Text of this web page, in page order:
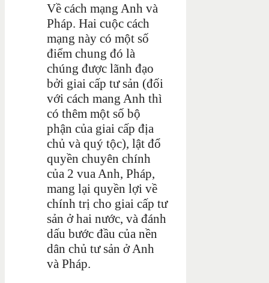
Về cách mạng Anh và
Pháp. Hai cuộc cách
mạng này có một số
điểm chung đó là
chúng được lãnh đạo
bởi giai cấp tư sản (đối
với cách mang Anh thì
có thêm một số bộ
phận của giai cấp địa
chủ và quý tộc), lật đổ
quyền chuyên chính
của 2 vua Anh, Pháp,
mang lại quyền lợi về
chính trị cho giai cấp tư
sản ở hai nước, và đánh
dấu bước đầu của nền
dân chủ tư sản ở Anh
và Pháp.